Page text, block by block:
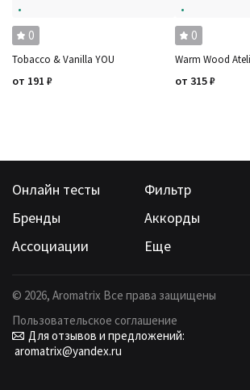
0
Tobacco & Vanilla YOU
от 191 ₽
0
Warm Wood
от 315₽
Онлайн тесты Фильтр
Бренды
Аккорды
Ассоциации
Еще
© 2026, Aromatrix Все права защищены
Пользовательское соглашение
Для отзывов и предложений:
aromatrix@yandex.ru